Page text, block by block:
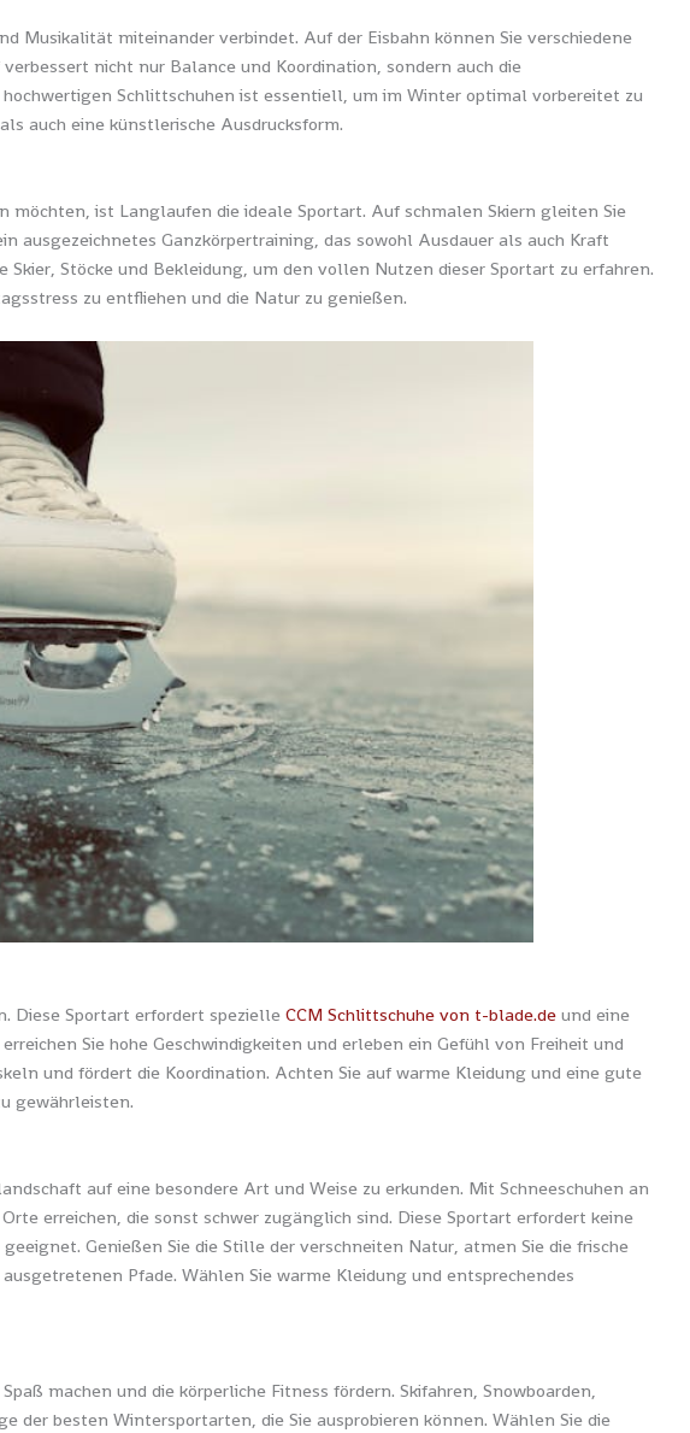
Musikalität miteinander verbindet. Auf der Eisbahn können Sie verschiedene
nicht nur Balance und Koordination, sondern auch die
Schlittschuhen ist essentiell, um im Winter optimal vorbereitet zu
auch eine künstlerische Ausdrucksform.
möchten, ist Langlaufen die ideale Sportart. Auf schmalen Skiern gleiten Sie
ausgezeichnetes Ganzkörpertraining, das sowohl Ausdauer als auch Kraft
Stöcke und Bekleidung, um den vollen Nutzen dieser Sportart zu erfahren.
zu entfliehen und die Natur zu genießen.
Diese Sportart erfordert spezielle CCM Schlittschuhe von t-blade.deund eine
Sie hohe Geschwindigkeiten und erleben ein Gefühl von Freiheit und
und fördert die Koordination. Achten Sie auf warme Kleidung und eine gute
gewährleisten.
auf eine besondere Art und Weise zu erkunden. Mit Schneeschuhen an
erreichen, die sonst schwer zugänglich sind. Diese Sportart erfordert keine
Genießen Sie die Stille der verschneiten Natur, atmen Sie die frische
Pfade. Wählen Sie warme Kleidung und entsprechendes
machen und die körperliche Fitness fördern. Skifahren, Snowboarden,
der besten Wintersportarten, die Sie ausprobieren können. Wählen Sie die